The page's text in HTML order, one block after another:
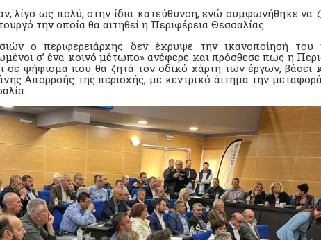
λίγο ως πολύ, στην ίδια κατεύθυνση, ενώ συμφωνήθηκε να
την οποία θα αιτηθεί η Περιφέρεια Θεσσαλίας.
ο περιφερειάρχης δεν έκρυψε την ικανοποίησή του
σ’ ένα κοινό μέτωπο» ανέφερε και πρόσθεσε πως η
σε ψήφισμα που θα ζητά τον οδικό χάρτη των έργων, βάσει
Απορροής της περιοχής, με κεντρικό άιτημα την